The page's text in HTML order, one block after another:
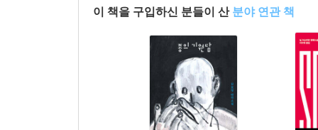
이 책을 구입하신 분들이 산 분야 연관 책